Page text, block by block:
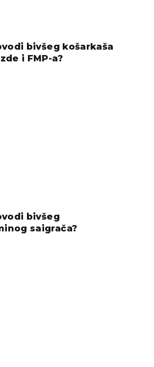
bivšeg košarkaša
i FMP-a?
bivšeg
saigrača?